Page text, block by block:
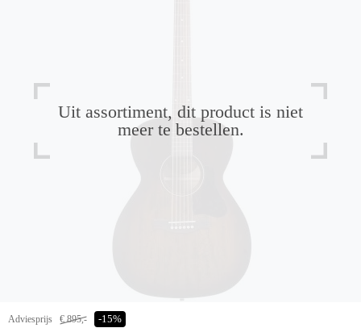
Uit assortiment, dit product is niet
meer te bestellen.
Adviesprijs € 895,- -15%